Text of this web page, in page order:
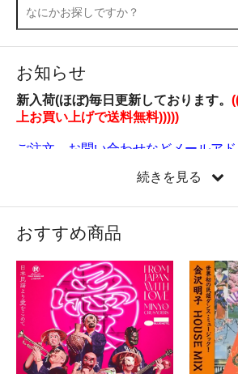
お知らせ
新入荷(ほぼ)毎日更新しております。
上お買い上げで送料無料)))))
ご注文、お問い合わせなどメールアド
■カヴァー曲を通して音楽の楽しみ方
イト 「eyeshadow」
ィスク・ボイジャー」更新しました
仕様はじめました”。夏本番、陽気に
■シュガー･ベイブ「Songs」「Down
荷いたしました。
■ユンキー･キム&ソンフン･ユン「
ット入荷いたしました。
■DENNIS YOUNG「Reel To Real」
続きを見る
おすすめ商品